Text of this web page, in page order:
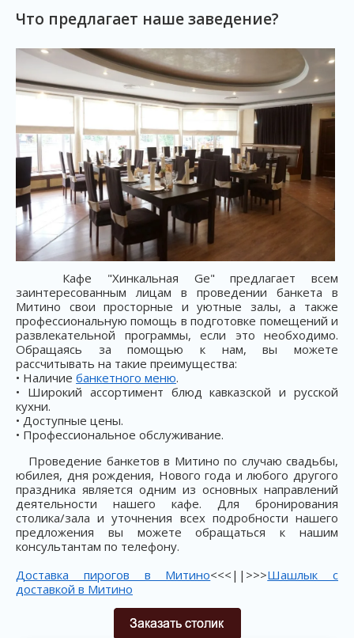
Что предлагает наше заведение?
Кафе "Хинкальная Ge" предлагает всем
заинтересованным лицам в проведении банкета в
Митино свои просторные и уютные залы, а также
профессиональную помощь в подготовке помещений и
развлекательной программы, если это необходимо.
Обращаясь за помощью к нам, вы можете
рассчитывать на такие преимущества:
• Наличие банкетного меню.
• Широкий ассортимент блюд кавказской и русской
кухни.
• Доступные цены.
• Профессиональное обслуживание.
Проведение банкетов в Митино по случаю свадьбы,
юбилея, дня рождения, Нового года и любого другого
праздника является одним из основных направлений
деятельности нашего кафе. Для бронирования
столика/зала и уточнения всех подробности нашего
предложения вы можете обращаться к нашим
консультантам по телефону.
Доставка пирогов в Митино<<<||>>>Шашлык с
доставкой в Митино